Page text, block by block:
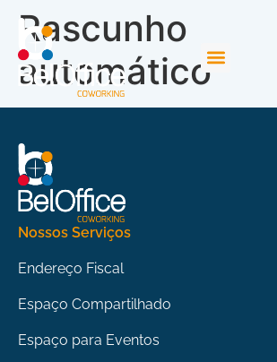
Rascunho
automático
Nossos Serviços
Endereço Fiscal
Espaço Compartilhado
Espaço para Eventos